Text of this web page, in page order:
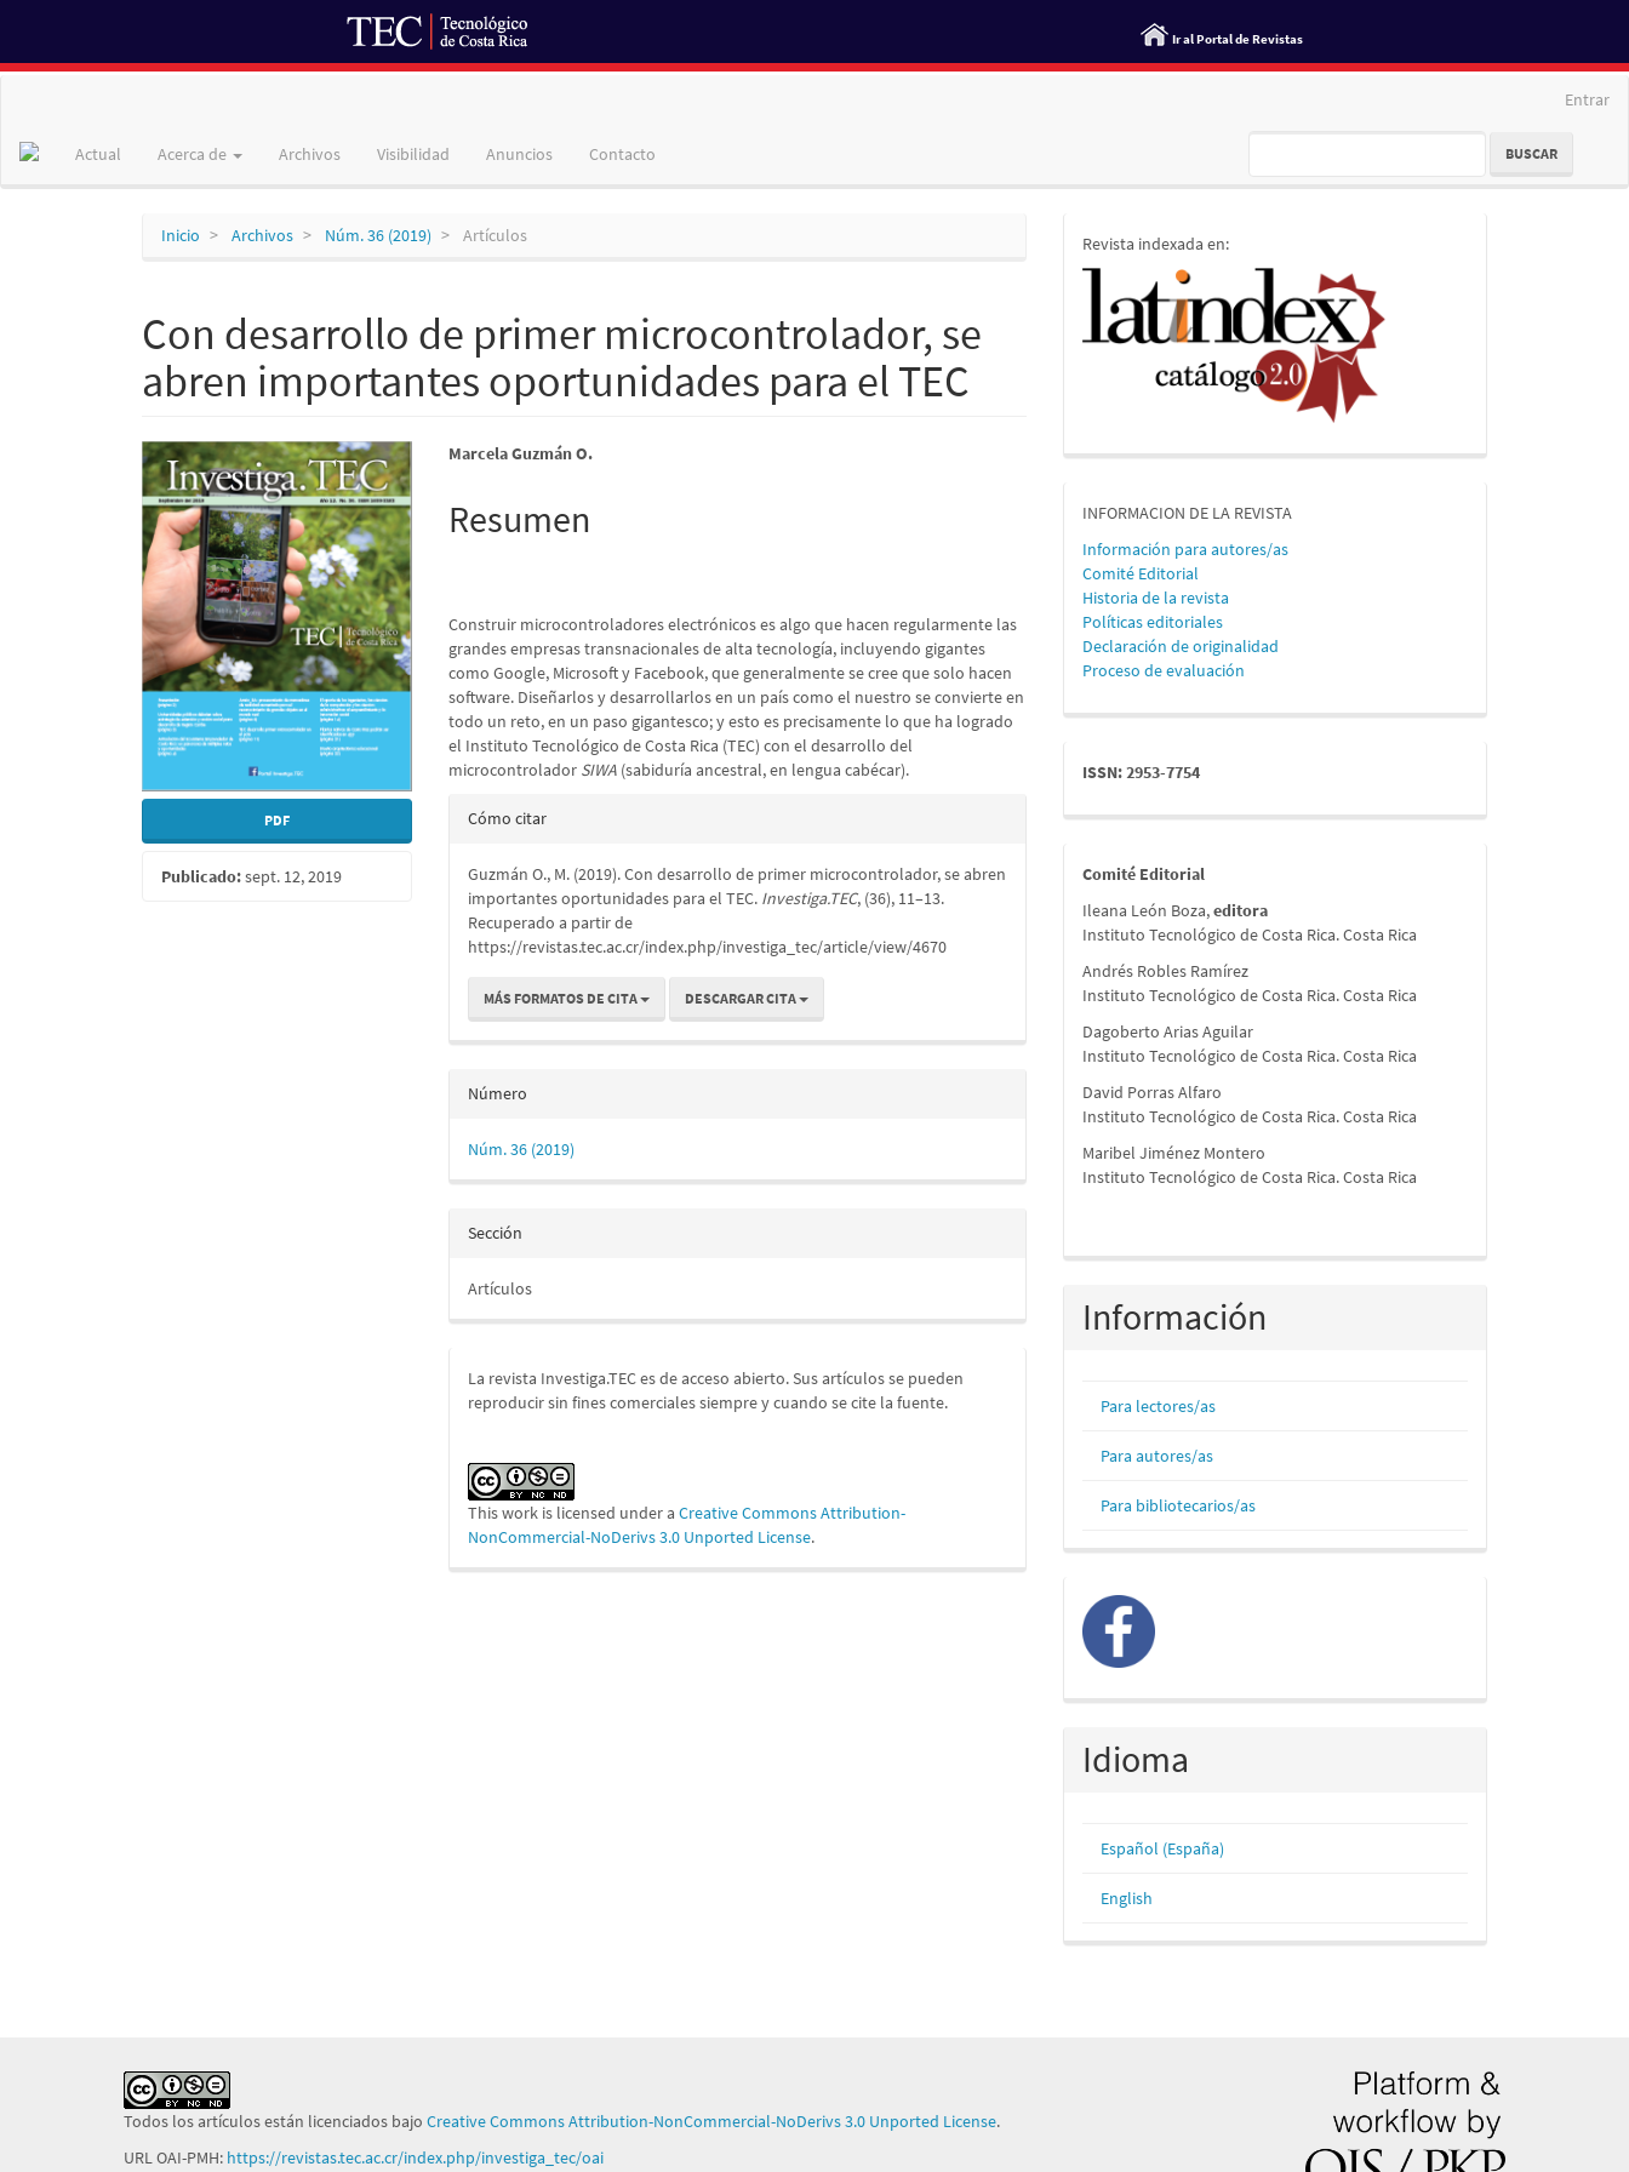
Ir al Portal de Revistas
principal
Entrar
Actual Acerca de Archivos Visibilidad Anuncios Contacto BUSCAR
Inicio Archivos Núm. 36 (2019) Artículos
Con desarrollo de primer microcontrolador, se
abren importantes oportunidades para el TEC
Barra
lateral
del
artículo
PDF
Publicado:sept. 12, 2019
Contenido
principal
del
Marcela Guzmán O.
Resumen
Construir microcontroladores electrónicos es algo que hacen regularmente las
grandes empresas transnacionales de alta tecnología, incluyendo gigantes
como Google, Microsoft y Facebook, que generalmente se cree que solo hacen
software. Diseñarlos y desarrollarlos en un país como el nuestro se convierte en
todo un reto, en un paso gigantesco; y esto es precisamente lo que ha logrado
el Instituto Tecnológico de Costa Rica (TEC) con el desarrollo del
microcontrolador SIWA (sabiduría ancestral, en lengua cabécar).
Detalles
artículo
Cómo citar
Guzmán O., M. (2019). Con desarrollo de primer microcontrolador, se abren
importantes oportunidades para el TEC. Investiga.TEC, (36), 11–13.
Recuperado a partir de
https://revistas.tec.ac.cr/index.php/investiga_tec/article/view/4670
MÁS FORMATOS DE CITA DESCARGAR CITA
Número
Núm. 36 (2019)
Sección
Artículos
La revista Investiga.TEC es de acceso abierto. Sus artículos se pueden
reproducir sin fines comerciales siempre y cuando se cite la fuente.
This work is licensed under aCreative Commons Attribution-
NonCommercial-NoDerivs 3.0 Unported License.
indices
Revista indexada en:
informacion
INFORMACION DE LA REVISTA
Información para autores/as
Comité Editorial
Historia de la revista
Políticas editoriales
Declaración de originalidad
Proceso de evaluación
issn
ISSN: 2953-7754
comite
Comité Editorial
Ileana León Boza,editora
Instituto Tecnológico de Costa Rica. Costa Rica
Andrés Robles Ramírez
Instituto Tecnológico de Costa Rica. Costa Rica
Dagoberto Arias Aguilar
Instituto Tecnológico de Costa Rica. Costa Rica
David Porras Alfaro
Instituto Tecnológico de Costa Rica. Costa Rica
Maribel Jiménez Montero
Instituto Tecnológico de Costa Rica. Costa Rica
Información
Para lectores/as
Para autores/as
Para bibliotecarios/as
facebook
Idioma
Español (España)
English
Todos los artículos están licenciados bajo Creative Commons Attribution-NonCommercial-NoDerivs 3.0 Unported License.
URL OAI-PMH: https://revistas.tec.ac.cr/index.php/investiga_tec/oai